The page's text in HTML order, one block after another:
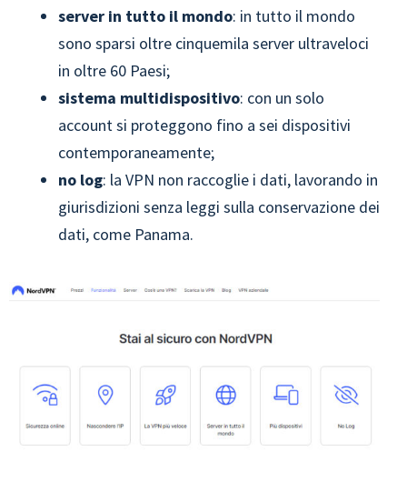
server in tutto il mondo: in tutto il mondo
sono sparsi oltre cinquemila server ultraveloci
in oltre 60 Paesi;
sistema multidispositivo: con un solo
account si proteggono fino a sei dispositivi
contemporaneamente;
no log: la VPN non raccoglie i dati, lavorando in
giurisdizioni senza leggi sulla conservazione dei
dati, come Panama.